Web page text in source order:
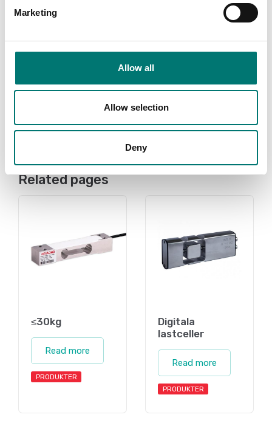
Marketing
Allow all
Allow selection
Deny
Ranger
Finns i flera varianter
Lastceller
Lastcells kabel
Pris från: 38 kr
Related pages
≤30kg
Read more
PRODUKTER
Digitala
lastceller
Read more
PRODUKTER